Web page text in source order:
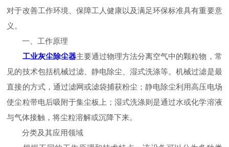
对于改善工作环境、保障工人健康以及满足环保标准具有重要意
义。
一、工作原理
工业灰尘除尘器主要通过物理方法分离空气中的颗粒物，常
见的技术包括机械过滤、静电除尘、湿式洗涤等。机械过滤是最
直接的方式，通过滤网或滤袋捕获粉尘；静电除尘利用高压电场
使尘粒带电后吸附于集尘板上；湿式洗涤则是通过水或化学溶液
与气体接触，将尘粒溶解或沉降下来。
分类及其应用领域